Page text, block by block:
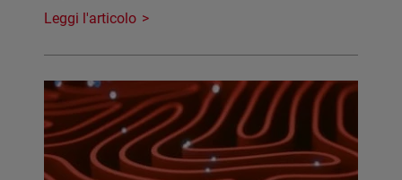
Leggi l'articolo